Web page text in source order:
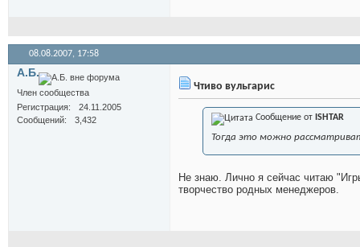
08.08.2007, 17:58
А.Б.
Член сообщества
Регистрация
24.11.2005
Сообщений
3,432
Чтиво вульгарис
Сообщение от ISHTAR
Тогда это можно
Не знаю. Лично я сейчас читаю
творчество родных менеджеров.